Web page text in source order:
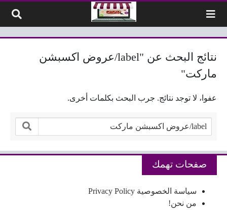
نتائج البحث عن "label/عروض اكسبشن
ماركت"
عفوا، لا توجد نتائج. جرب البحث بكلمات أخرى.
البحث:
صفحات تهمك
سياسة الخصوصية Privacy Policy
من نحن!